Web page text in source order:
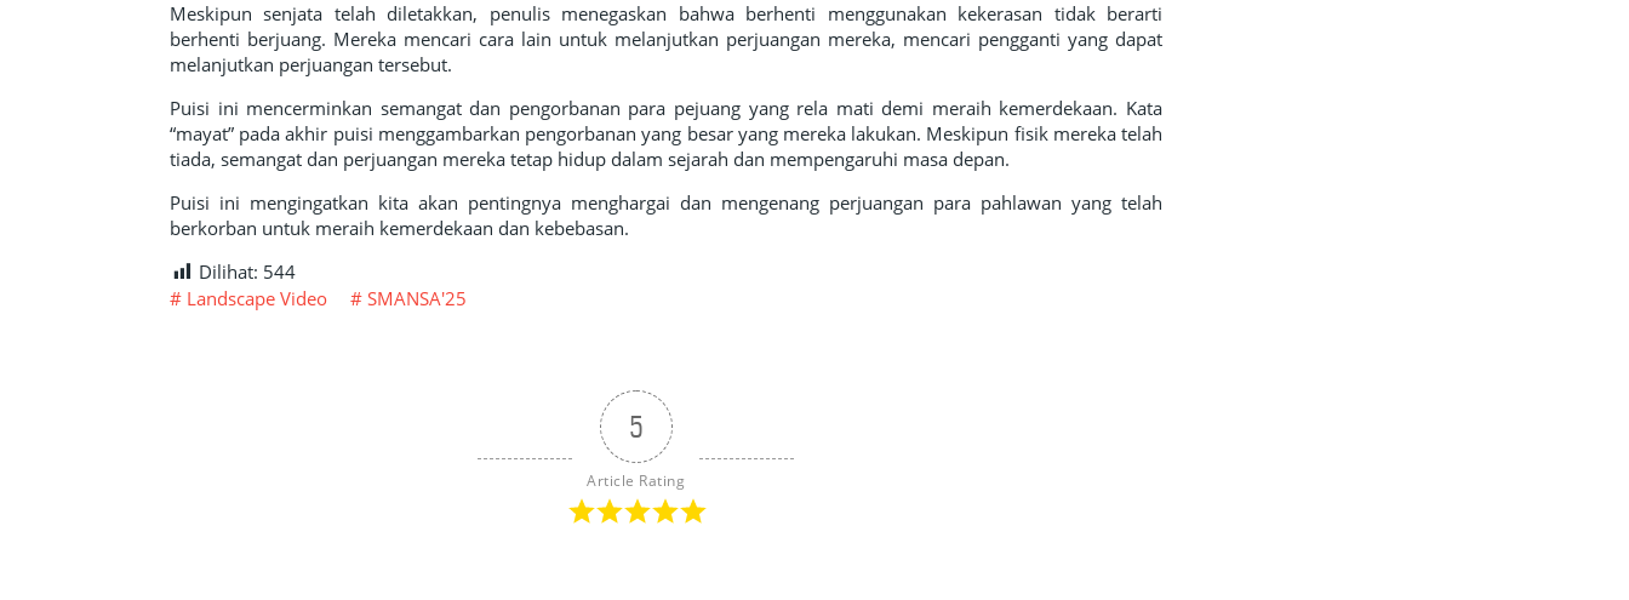
Meskipun senjata telah diletakkan, penulis menegaskan bahwa berhenti menggunakan kekerasan tidak berarti
berhenti berjuang. Mereka mencari cara lain untuk melanjutkan perjuangan mereka, mencari pengganti yang dapat
melanjutkan perjuangan tersebut.
Puisi ini mencerminkan semangat dan pengorbanan para pejuang yang rela mati demi meraih kemerdekaan. Kata
“mayat” pada akhir puisi menggambarkan pengorbanan yang besar yang mereka lakukan. Meskipun fisik mereka telah
tiada, semangat dan perjuangan mereka tetap hidup dalam sejarah dan mempengaruhi masa depan.
Puisi ini mengingatkan kita akan pentingnya menghargai dan mengenang perjuangan para pahlawan yang telah
berkorban untuk meraih kemerdekaan dan kebebasan.
Dilihat: 544
Landscape Video
SMANSA'25
5
Article Rating